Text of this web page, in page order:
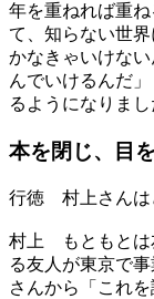
年を重ねれば重
て、知らない世
かなきゃいけな
んでいけるんだ
るようになりまし
本を閉じ、目を
行徳 村上さんは
村上
もともとは
る友人が東京で
さんから「これ